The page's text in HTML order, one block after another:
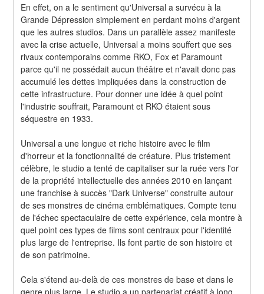
En effet, on a le sentiment qu'Universal a survécu à la
Grande Dépression simplement en perdant moins d'argent
que les autres studios. Dans un parallèle assez manifeste
avec la crise actuelle, Universal a moins souffert que ses
rivaux contemporains comme RKO, Fox et Paramount
parce qu'il ne possédait aucun théâtre et n'avait donc pas
accumulé les dettes impliquées dans la construction de
cette infrastructure. Pour donner une idée à quel point
l'industrie souffrait, Paramount et RKO étaient sous
séquestre en 1933.
Universal a une longue et riche histoire avec le film
d'horreur et la fonctionnalité de créature. Plus tristement
célèbre, le studio a tenté de capitaliser sur la ruée vers l'or
de la propriété intellectuelle des années 2010 en lançant
une franchise à succès "Dark Universe" construite autour
de ses monstres de cinéma emblématiques. Compte tenu
de l'échec spectaculaire de cette expérience, cela montre à
quel point ces types de films sont centraux pour l'identité
plus large de l'entreprise. Ils font partie de son histoire et
de son patrimoine.
Cela s'étend au-delà de ces monstres de base et dans le
genre plus large. Le studio a un partenariat créatif à long